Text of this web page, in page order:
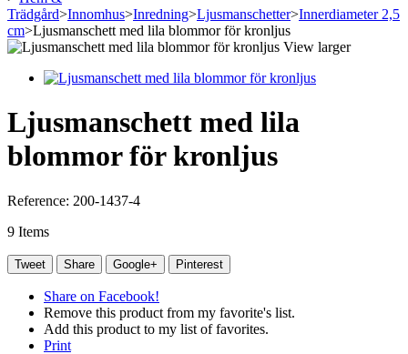
Trädgård>Innomhus>Inredning>Ljusmanschetter>Innerdiameter 2,5
cm>Ljusmanschett med lila blommor för kronljus
View larger
Ljusmanschett med lila
blommor för kronljus
Reference: 200-1437-4
9 Items
Tweet Share Google+ Pinterest
Share on Facebook!
Remove this product from my favorite's list.
Add this product to my list of favorites.
Print